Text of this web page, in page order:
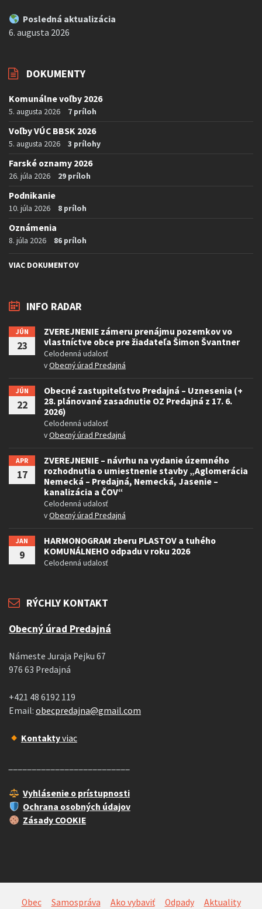
Posledná aktualizácia
6. augusta 2026
DOKUMENTY
Komunálne voľby 2026
5. augusta 2026 7 príloh
Voľby VÚC BBSK 2026
5. augusta 2026 3 prílohy
Farské oznamy 2026
26. júla 2026 29 príloh
Podnikanie
10. júla 2026 8 príloh
Oznámenia
8. júla 2026 86 príloh
VIAC DOKUMENTOV
INFO RADAR
JÚN
23
ZVEREJNENIE zámeru prenájmu pozemkov vo
vlastníctve obce pre žiadateľa Šimon Švantner
Celodenná udalosť
vObecný úrad Predajná
JÚN
22
Obecné zastupiteľstvo Predajná – Uznesenia (+
28. plánované zasadnutie OZ Predajná z 17. 6.
2026)
Celodenná udalosť
vObecný úrad Predajná
APR
17
ZVEREJNENIE – návrhu na vydanie územného
rozhodnutia o umiestnenie stavby „Aglomerácia
Nemecká – Predajná, Nemecká, Jasenie –
kanalizácia a ČOV“
Celodenná udalosť
vObecný úrad Predajná
JAN
9
HARMONOGRAM zberu PLASTOV a tuhého
KOMUNÁLNEHO odpadu v roku 2026
Celodenná udalosť
RÝCHLY KONTAKT
Obecný úrad Predajná
Námeste Juraja Pejku 67
976 63 Predajná
+421 48 6192 119
Email: obecpredajna@gmail.com
Kontaktyviac
Vyhlásenie o prístupnosti
Ochrana osobných údajov
Zásady COOKIE
Obec Samospráva Ako vybaviť Odpady Aktuality